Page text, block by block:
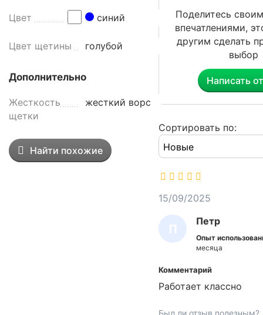
в
д
т
в
.
Е
ш
и
Цвет синий
Цвет щетины голубой
Дополнительно
Жесткость
щетки
жесткий ворс
Найти похожие
Поделитесь
впечатлениями,
другим сделать
выбор
Написать
Сортировать по:
П
Е
Р
Петр
Опыт
месяца
15/09/2025
Комментарий
Работает классно
Был ли отзыв полезным?